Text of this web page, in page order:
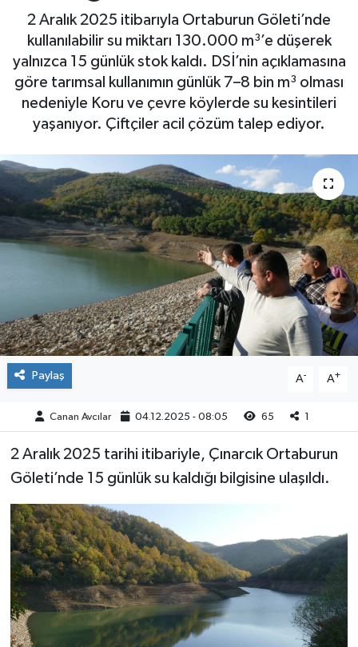
2 Aralık 2025 itibarıyla Ortaburun Göleti’nde
kullanılabilir su miktarı 130.000 m³’e düşerek
yalnızca 15 günlük stok kaldı. DSİ’nin açıklamasına
göre tarımsal kullanımın günlük 7–8 bin m³ olması
nedeniyle Koru ve çevre köylerde su kesintileri
yaşanıyor. Çiftçiler acil çözüm talep ediyor.
Paylaş A- A+
Canan Avcılar 04.12.2025 - 08:05 65 1
2 Aralık 2025 tarihi itibariyle, Çınarcık Ortaburun
Göleti’nde 15 günlük su kaldığı bilgisine ulaşıldı.
Yaşam